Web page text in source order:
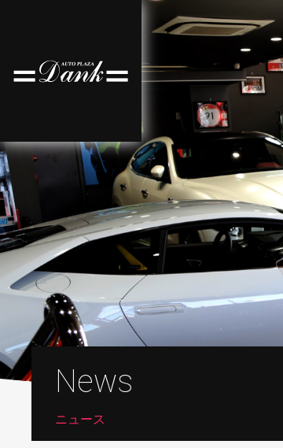
News
ニュース